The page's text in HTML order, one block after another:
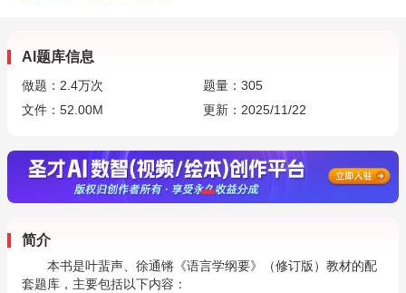
AI题库信息
做题： 2.4万次
题量：305
文件：52.00M
更新：2025/11/22
简介
本书是叶蜚声、徐通锵《语言学纲要》（修订版）教材的配
套题库，主要包括以下内容：